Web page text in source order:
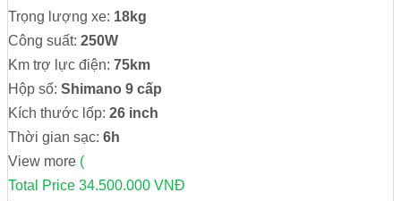
Trọng lượng xe: 18kg
Công suất: 250W
Km trợ lực điện: 75km
Hộp số: Shimano 9 cấp
Kích thước lốp: 26 inch
Thời gian sạc: 6h
View more (
Total Price 34.500.000 VNĐ